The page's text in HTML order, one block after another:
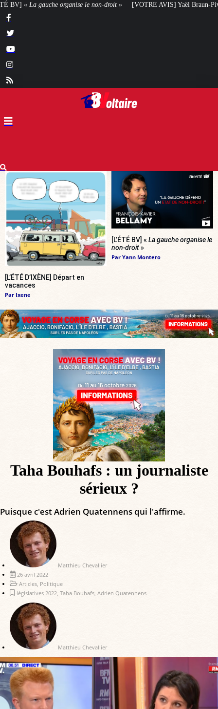
» [VOTRE AVIS] Yaël Braun-Pivet doit-elle renoncer à son projet
[L’ÉTÉ D’IXÈNE] Départ en
vacances
Par Ixene
[L’ÉTÉ BV] « La gauche organise le
non-droit»
Par Yann Montero
Taha Bouhafs : un journaliste
sérieux ?
Puisque c'est Adrien Quatennens qui l'affirme.
Matthieu Chevallier
26 avril 2022
Articles, Politique
législatives 2022, Taha Bouhafs, Adrien Quatennens
Matthieu Chevallier